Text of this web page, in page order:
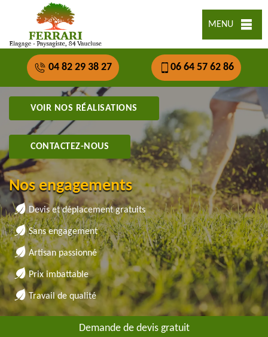
MENU
04 82 29 38 27 06 64 57 62 86
VOIR NOS RÉALISATIONS
CONTACTEZ-NOUS
Nos engagements
Devis et déplacement gratuits
Sans engagement
Artisan passionné
Prix imbattable
Travail de qualité
Demande de devis gratuit